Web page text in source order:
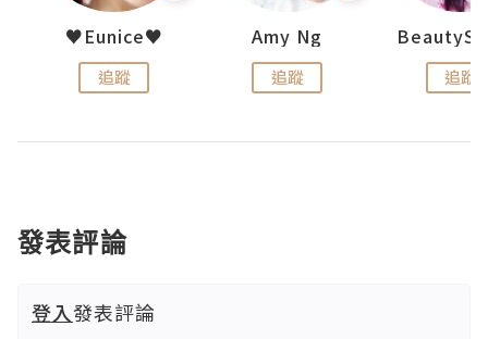
♥Eunice♥
追蹤
Amy Ng
追蹤 追蹤
發表評論
登入發表評論